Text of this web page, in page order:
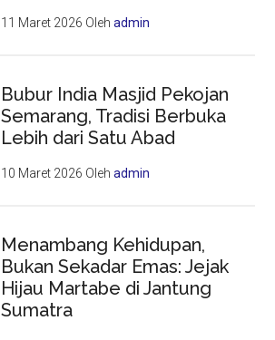
11 Maret 2026 Olehadmin
Bubur India Masjid Pekojan
Semarang, Tradisi Berbuka
Lebih dari Satu Abad
10 Maret 2026 Olehadmin
Menambang Kehidupan,
Bukan Sekadar Emas: Jejak
Hijau Martabe di Jantung
Sumatra